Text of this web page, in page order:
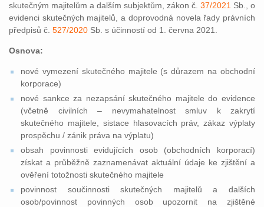
skutečným majitelům a dalším subjektům, zákon č. 37/2021 Sb., o
evidenci skutečných majitelů, a doprovodná novela řady právních
předpisů č. 527/2020 Sb. s účinností od 1. června 2021.
Osnova:
nové vymezení skutečného majitele (s důrazem na obchodní
korporace)
nové sankce za nezapsání skutečného majitele do evidence
(včetně civilních – nevymahatelnost smluv k zakrytí
skutečného majitele, sistace hlasovacích práv, zákaz výplaty
prospěchu / zánik práva na výplatu)
obsah povinnosti evidujících osob (obchodních korporací)
získat a průběžně zaznamenávat aktuální údaje ke zjištění a
ověření totožnosti skutečného majitele
povinnost součinnosti skutečných majitelů a dalších
osob/povinnost povinných osob upozornit na zjištěné